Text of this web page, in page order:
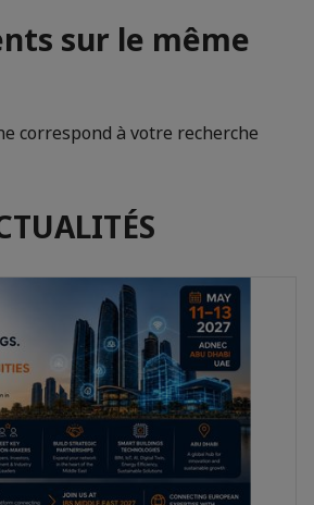
sur le même
correspond à votre recherche